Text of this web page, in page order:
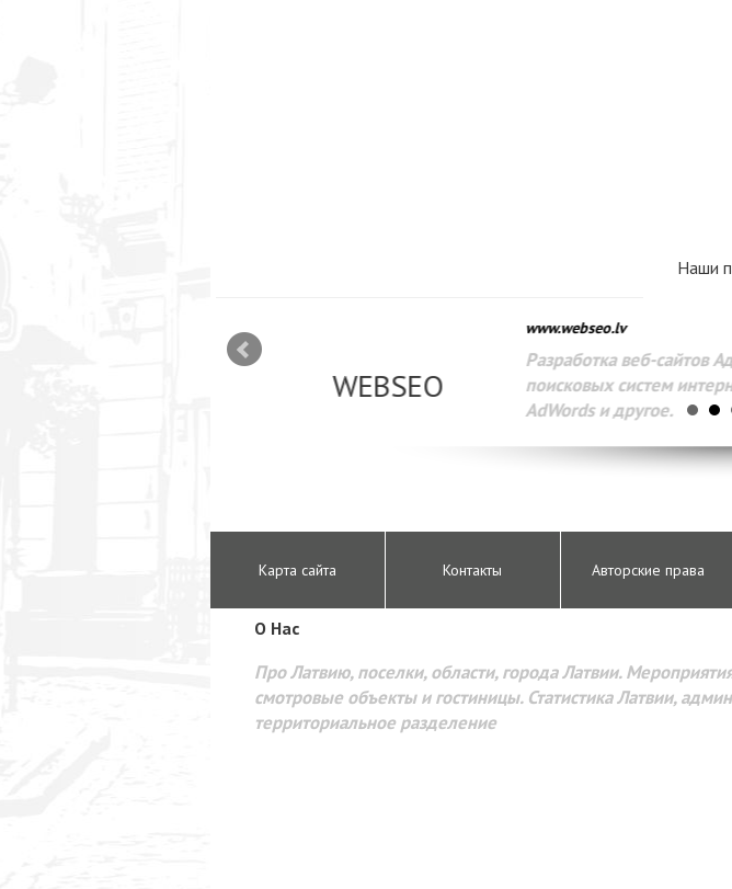
Наши
WEBSEO
www.webseo.lv
Разработка веб-сайтов
поисковых систем
AdWords и другое.
Карта сайта Контакты Авторские права
O Hac
Про Латвию, поселки, области, города Латвии.
смотровые объекты и гостиницы. Статистика Латвии,
территориальное разделение